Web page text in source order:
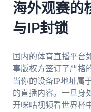
海外观赛的
与IP封锁
国内的体育直播平台
事版权方签订了严格
当你的设备IP地址属
的直播内容。一旦身
开咪咕视频看世界杯